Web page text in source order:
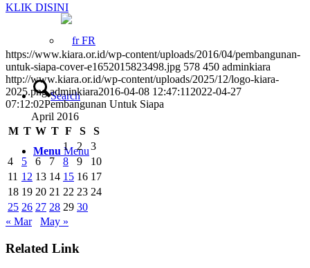
FR
Search
Menu Menu
KLIK DISINI
https://www.kiara.or.id/wp-content/uploads/2016/04/pembangunan-
untuk-siapa-cover-e1652015823498.jpg 578 450 adminkiara
http://www.kiara.or.id/wp-content/uploads/2025/12/logo-kiara-
2025.png adminkiara2016-04-08 12:47:11 2022-04-27
07:12:02Pembangunan Untuk Siapa
April 2016
M T W T F S
S
1
2
3
4
5 6 7 8 9
10
11 12 13 14 15 16 17
18 19 20 21 22 23 24
25 26 27 28 29 30
« Mar
May »
Related Link